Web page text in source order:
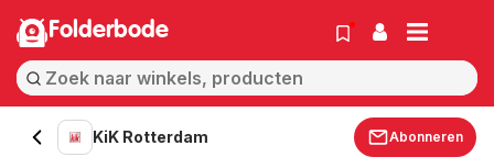
Folderbode
KiK Rotterdam Abonneren